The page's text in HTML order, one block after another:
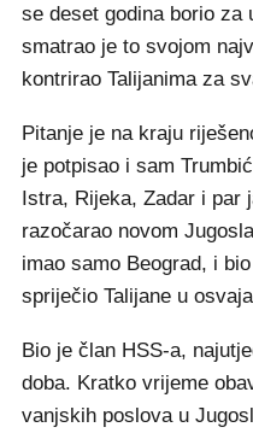
se deset godina borio za
smatrao je to svojom
kontrirao Talijanima za
Pitanje je na kraju
je potpisao i sam
Istra, Rijeka, Zadar i par
razočarao novom
imao samo Beograd, i
spriječio Talijane u
Bio je član HSS-a,
doba. Kratko vrijeme
vanjskih poslova u